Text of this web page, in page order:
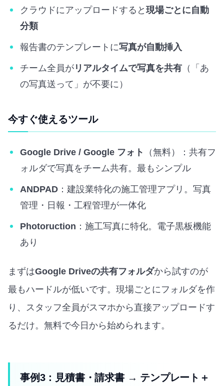
クラウドにアップロードすると 現場ごとに自動
分類
報告書のテンプレートに写真が自動挿入
チーム全員が リアルタイムで写真を共有 （「あ
の写真送って」が不要に）
今すぐ使えるツール
Google Drive / Google フォト
（無料）：共有フ
ォルダで写真をチーム共有。最もシンプル
ANDPAD ：建設業特化の施工管理アプリ。写真
管理・日報・工程管理が一体化
Photoruction ：施工写真に特化。電子黒板機能
あり
まずはGoogle Driveの共有フォルダから試すのが
最もハードルが低いです。現場ごとにフォルダを作
り、スタッフ全員がスマホから直接アップロードす
るだけ。無料で今日から始められます。
事例3：見積書・請求書 → テンプレート＋